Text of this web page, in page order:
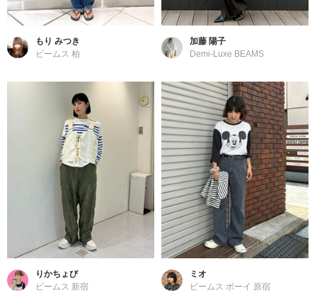
もり みつき
ビームス 柏
加藤 陽子
Demi-Luxe BEAMS
りかちょび
ビームス 新宿
ミオ
ビームス ボーイ 原宿